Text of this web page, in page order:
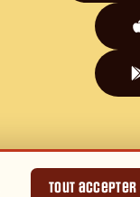
Tout accepter